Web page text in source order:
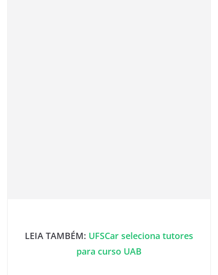
LEIA TAMBÉM: UFSCar seleciona tutores
para curso UAB